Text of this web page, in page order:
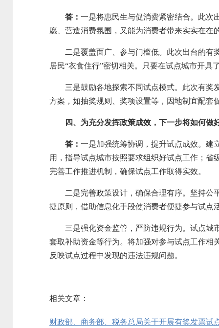
答： 一是将惠民生与促消费紧密结合。此次
愿、营造消费氛围，又能为消费者带来实实在在
二是覆盖面广、参与门槛低。此次出台的有奖
居民“衣食住行”密切相关。只要在试点城市开
三是鼓励各地探索不同试点模式。此次有奖发
方案，如抽奖规则、奖项设置等，因地制宜配套
四、为充分发挥政策成效，下一步将如何做
答： 一是加强统筹协调，提升试点成效。建
用，指导试点城市按照要求组织好试点工作；
完善工作推进机制，确保试点工作取得实效。
二是完善政策设计，确保合理有序。坚持公平
捷原则，借助信息化手段使消费者便捷参与试点
三是强化资金监管，严防违规行为。试点城市
套取补助资金等行为。将加强对参与试点工作相
反映试点过程中发现的违法违规问题。
相关文章：
财政部、商务部、税务总局关于开展有奖发票试